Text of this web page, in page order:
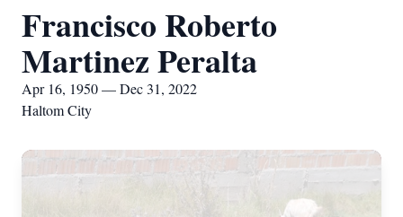
Francisco Roberto
Martinez Peralta
Apr 16, 1950 — Dec 31, 2022
Haltom City